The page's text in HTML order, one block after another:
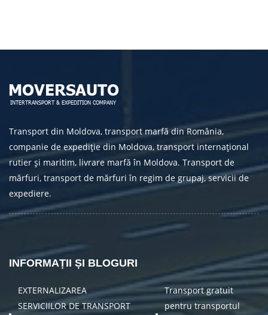
Transport din Moldova, transport marfă din România,
companie de expediție din Moldova, transport internațional
rutier și maritim, livrare marfă în Moldova. Transport de
mărfuri, transport de mărfuri în regim de grupaj, servicii de
expediere.
INFORMAȚII ȘI BLOGURI
EXTERNALIZAREA
SERVICIILOR DE TRANSPORT
Transport gratuit
pentru transportul